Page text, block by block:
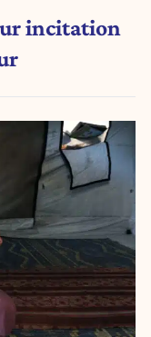
incitation